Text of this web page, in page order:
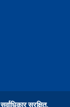
सुरक्षित.